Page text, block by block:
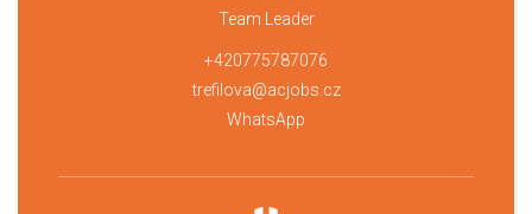
Team Leader
+420775787076
trefilova@acjobs.cz
WhatsApp